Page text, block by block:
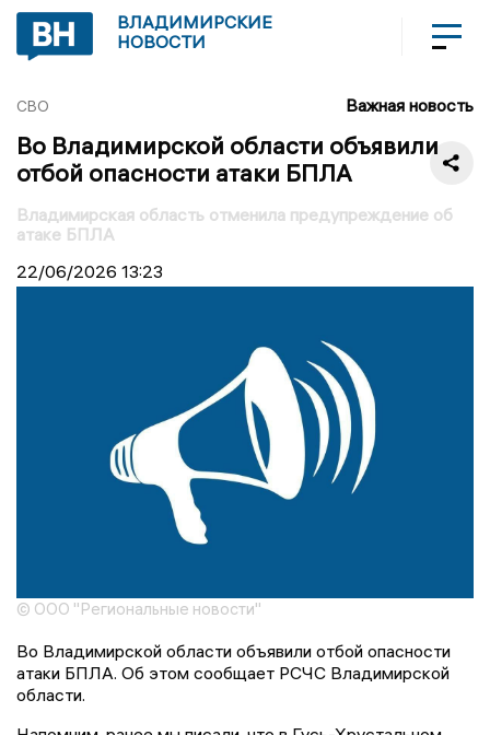
ВЛАДИМИРСКИЕ
НОВОСТИ
СВО Важная новость
Во Владимирской области объявили
отбой опасности атаки БПЛА
Владимирская область отменила предупреждение об
атаке БПЛА
22/06/2026 13:23
© ООО "Региональные новости"
Во Владимирской области объявили отбой опасности
атаки БПЛА. Об этом сообщает РСЧС Владимирской
области.